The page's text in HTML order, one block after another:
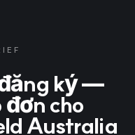
ký —
cho
Australia